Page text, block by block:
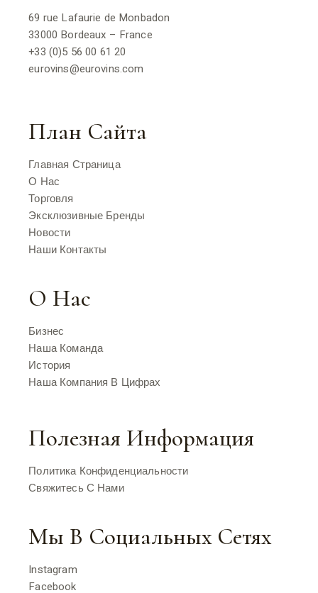
69 rue Lafaurie de Monbadon
33000 Bordeaux – France
+33 (0)5 56 00 61 20
eurovins@eurovins.com
План Сайта
Главная Страница
О Нас
Торговля
Эксклюзивные Бренды
Новости
Наши Контакты
О Нас
Бизнес
Наша Команда
История
Наша Компания В Цифрах
Полезная Информация
Политика Конфиденциальности
Свяжитесь С Нами
Мы В Социальных Сетях
Instagram
Facebook